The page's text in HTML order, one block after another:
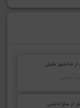
از شادمهر عقیلی
از سارا نائینی